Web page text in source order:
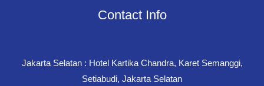
Contact Info
Jakarta Selatan : Hotel Kartika Chandra, Karet Semanggi,
Setiabudi, Jakarta Selatan